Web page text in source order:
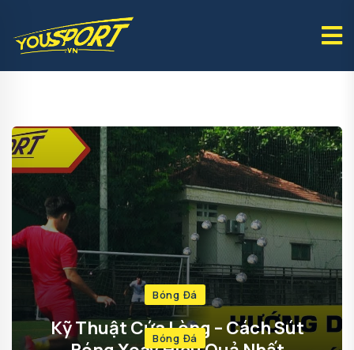
Bóng Đá
Kỹ Thuật Cứa Lòng – Cách Sút
Bóng Đá